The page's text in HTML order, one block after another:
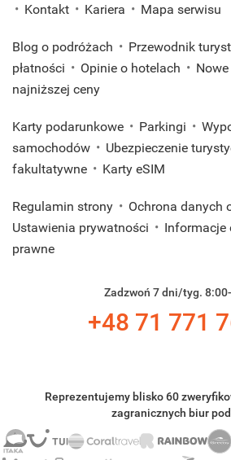
Kontakt
Kariera Mapa serwisu
Blog o podróżach Przewodnik
płatności
Opinie o hotelach
najniższej ceny
Karty podarunkowe Parkingi
samochodów
Ubezpieczenie
fakultatywne
Karty eSIM
Regulamin strony
Ochrona danych
Ustawienia prywatności
Informacje
prawne
Zadzwoń 7 dni/tyg.
+48 71 771
Reprezentujemy blisko 60
zagranicznych biur